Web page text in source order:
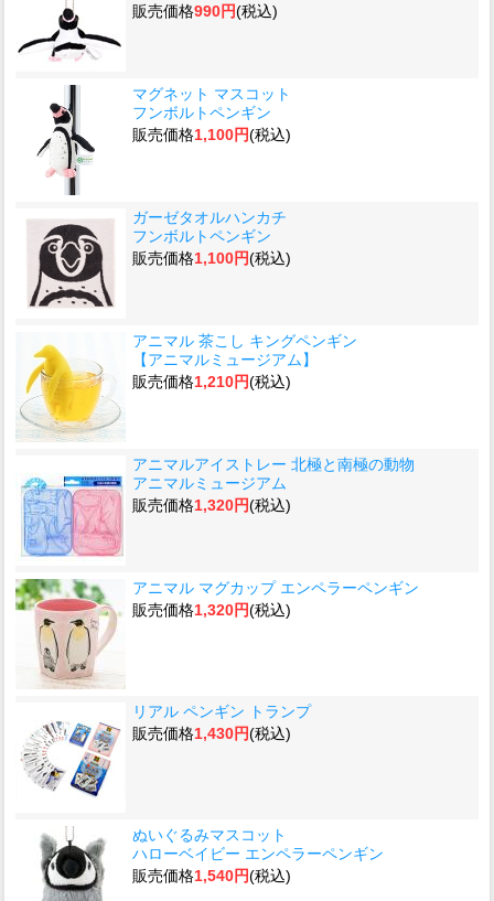
販売価格990円(税込)
マグネット マスコット
フンボルトペンギン
販売価格1,100円(税込)
ガーゼタオルハンカチ
フンボルトペンギン
販売価格1,100円(税込)
アニマル 茶こし キングペンギン
【アニマルミュージアム】
販売価格1,210円(税込)
アニマルアイストレー 北極と南極の動物
アニマルミュージアム
販売価格1,320円(税込)
アニマル マグカップ エンペラーペンギン
販売価格1,320円(税込)
リアル ペンギン トランプ
販売価格1,430円(税込)
ぬいぐるみマスコット
ハローベイビー エンペラーペンギン
販売価格1,540円(税込)